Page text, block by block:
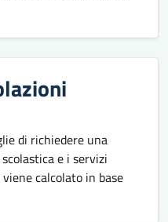
di richiedere una
e i servizi
calcolato in base